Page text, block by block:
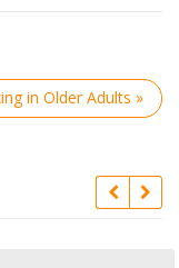
in Older Adults »